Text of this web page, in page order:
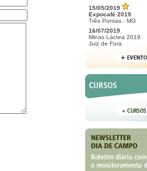
15/05/2019
Expocafé 2019
Três Pontas - MG
16/07/2019
Minas Láctea 2019
Juiz de Fora